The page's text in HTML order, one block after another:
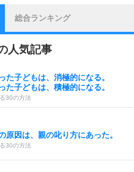
総合ランキング
人気記事
た子どもは、消極的になる。
た子どもは、積極的になる。
30の方法
原因は、親の叱り方にあった。
30の方法